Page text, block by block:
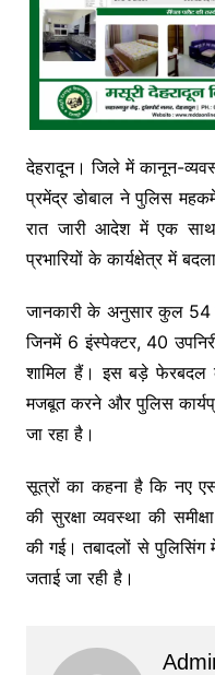
देहरादून। जिले में कानून-
प्रमेंद्र डोबाल ने पुलिस
रात जारी आदेश में एक
प्रभारियों के कार्यक्षेत्र में
जानकारी के अनुसार कुल 54
जिनमें 6 इंस्पेक्टर, 40
शामिल हैं। इस बड़े फेरबदल
मजबूत करने और पुलिस
जा रहा है।
सूत्रों का कहना है कि नए
की सुरक्षा व्यवस्था की
की गई। तबादलों से पुलिसिंग
जताई जा रही है।